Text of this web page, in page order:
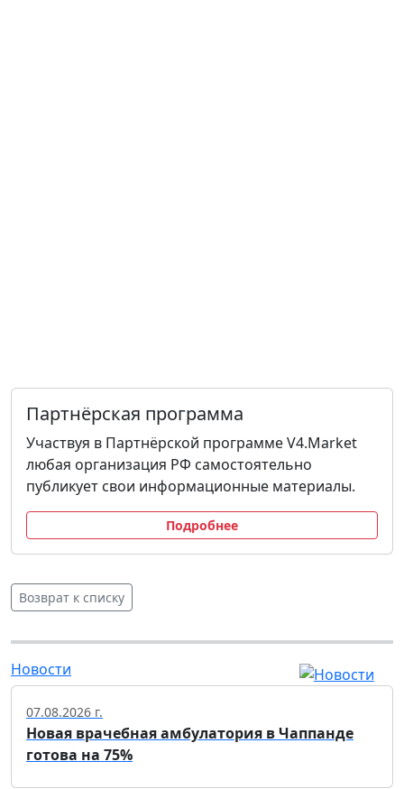
Партнёрская программа
Участвуя в Партнёрской программе V4.Market
любая организация РФ самостоятельно
публикует свои информационные материалы.
Подробнее
Возврат к списку
Новости
07.08.2026 г.
Новая врачебная амбулатория в Чаппанде
готова на 75%